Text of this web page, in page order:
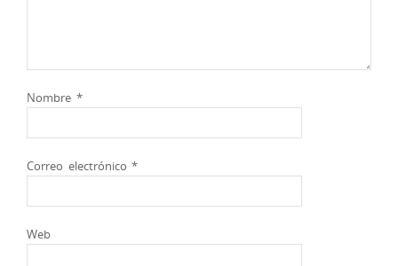
Nombre *
Correo electrónico*
Web